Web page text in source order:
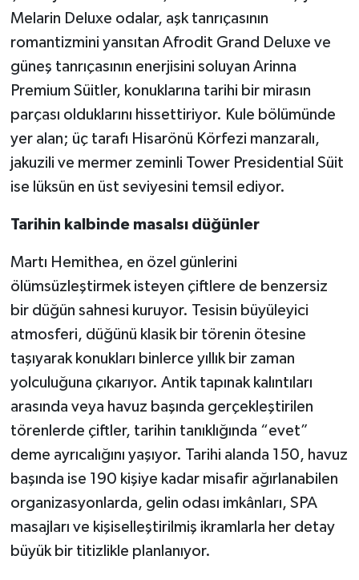
Melarin Deluxe odalar, aşk tanrıçasının
romantizmini yansıtan Afrodit Grand Deluxe ve
güneş tanrıçasının enerjisini soluyan Arinna
Premium Süitler, konuklarına tarihi bir mirasın
parçası olduklarını hissettiriyor. Kule bölümünde
yer alan; üç tarafı Hisarönü Körfezi manzaralı,
jakuzili ve mermer zeminli Tower Presidential Süit
ise lüksün en üst seviyesini temsil ediyor.
Tarihin kalbinde masalsı düğünler
Martı Hemithea, en özel günlerini
ölümsüzleştirmek isteyen çiftlere de benzersiz
bir düğün sahnesi kuruyor. Tesisin büyüleyici
atmosferi, düğünü klasik bir törenin ötesine
taşıyarak konukları binlerce yıllık bir zaman
yolculuğuna çıkarıyor. Antik tapınak kalıntıları
arasında veya havuz başında gerçekleştirilen
törenlerde çiftler, tarihin tanıklığında “evet”
deme ayrıcalığını yaşıyor. Tarihi alanda 150, havuz
başında ise 190 kişiye kadar misafir ağırlanabilen
organizasyonlarda, gelin odası imkânları, SPA
masajları ve kişiselleştirilmiş ikramlarla her detay
büyük bir titizlikle planlanıyor.